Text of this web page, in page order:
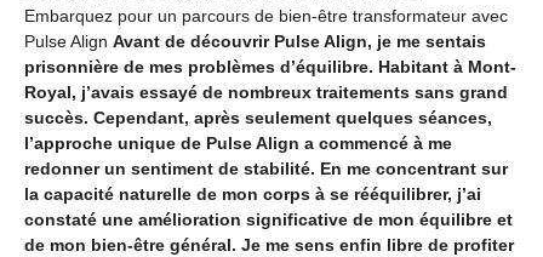
Embarquez pour un parcours de bien-être transformateur avec
Pulse Align Avant de découvrir Pulse Align, je me sentais
prisonnière de mes problèmes d’équilibre. Habitant à Mont-
Royal, j’avais essayé de nombreux traitements sans grand
succès. Cependant, après seulement quelques séances,
l’approche unique de Pulse Align a commencé à me
redonner un sentiment de stabilité. En me concentrant sur
la capacité naturelle de mon corps à se rééquilibrer, j’ai
constaté une amélioration significative de mon équilibre et
de mon bien-être général. Je me sens enfin libre de profiter